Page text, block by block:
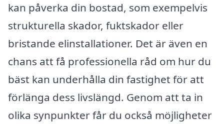
kan påverka din bostad, som exempelvis
strukturella skador, fuktskador eller
bristande elinstallationer. Det är även en
chans att få professionella råd om hur du
bäst kan underhålla din fastighet för att
förlänga dess livslängd. Genom att ta in
olika synpunkter får du också möjligheter